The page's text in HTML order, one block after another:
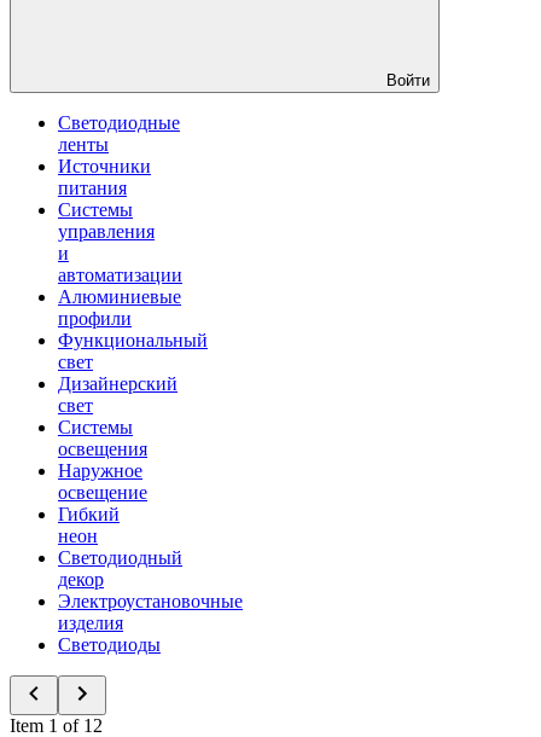
Войти
Светодиодные
ленты
Источники
питания
Системы
управления
и
автоматизации
Алюминиевые
профили
Функциональный
свет
Дизайнерский
свет
Системы
освещения
Наружное
освещение
Гибкий
неон
Светодиодный
декор
Электроустановочные
изделия
Светодиоды
Item 1 of 12